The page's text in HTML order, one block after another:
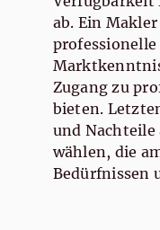
ab. Ein
Zugang zu
bieten.
und Nachteile
wählen, die
Bedürfnissen